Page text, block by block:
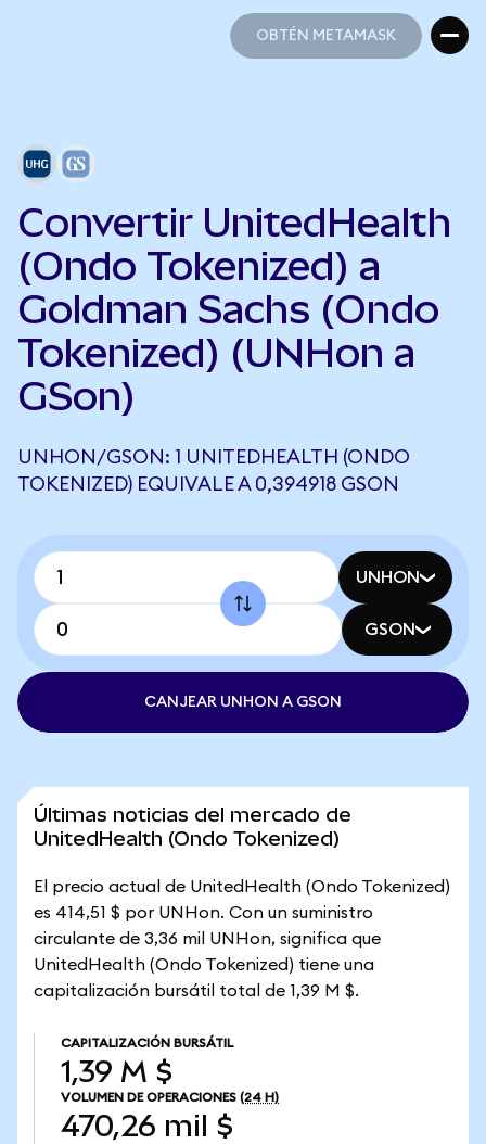
OBTÉN METAMASK
Convertir UnitedHealth
(Ondo Tokenized) a
Goldman Sachs (Ondo
Tokenized) (UNHon a
GSon)
UNHON/GSON: 1 UNITEDHEALTH (ONDO
TOKENIZED) EQUIVALE A 0,394918 GSON
UNHON
GSON
CANJEAR UNHON A GSON
Últimas noticias del mercado de
UnitedHealth (Ondo Tokenized)
El precio actual de UnitedHealth (Ondo Tokenized)
es 414,51 $ por UNHon. Con un suministro
circulante de 3,36 mil UNHon, significa que
UnitedHealth (Ondo Tokenized) tiene una
capitalización bursátil total de 1,39 M $.
CAPITALIZACIÓN BURSÁTIL
1,39 M $
VOLUMEN DE OPERACIONES (24 H)
470,26 mil $